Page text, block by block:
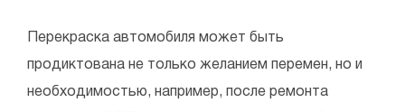
Перекраска автомобиля может быть
продиктована не только желанием перемен, но и
необходимостью, например, после ремонта